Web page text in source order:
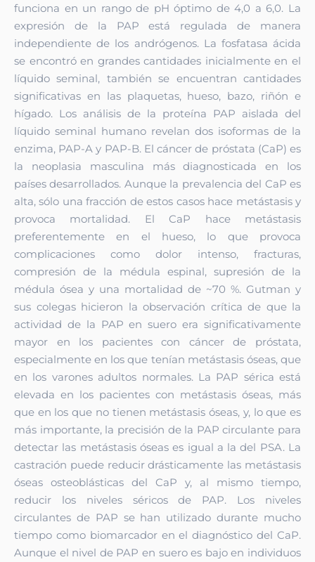
funciona en un rango de pH óptimo de 4,0 a 6,0. La
expresión de la PAP está regulada de manera
independiente de los andrógenos. La fosfatasa ácida
se encontró en grandes cantidades inicialmente en el
líquido seminal, también se encuentran cantidades
significativas en las plaquetas, hueso, bazo, riñón e
hígado. Los análisis de la proteína PAP aislada del
líquido seminal humano revelan dos isoformas de la
enzima, PAP-A y PAP-B. El cáncer de próstata (CaP) es
la neoplasia masculina más diagnosticada en los
países desarrollados. Aunque la prevalencia del CaP es
alta, sólo una fracción de estos casos hace metástasis y
provoca mortalidad. El CaP hace metástasis
preferentemente en el hueso, lo que provoca
complicaciones como dolor intenso, fracturas,
compresión de la médula espinal, supresión de la
médula ósea y una mortalidad de ~70 %. Gutman y
sus colegas hicieron la observación crítica de que la
actividad de la PAP en suero era significativamente
mayor en los pacientes con cáncer de próstata,
especialmente en los que tenían metástasis óseas, que
en los varones adultos normales. La PAP sérica está
elevada en los pacientes con metástasis óseas, más
que en los que no tienen metástasis óseas, y, lo que es
más importante, la precisión de la PAP circulante para
detectar las metástasis óseas es igual a la del PSA. La
castración puede reducir drásticamente las metástasis
óseas osteoblásticas del CaP y, al mismo tiempo,
reducir los niveles séricos de PAP. Los niveles
circulantes de PAP se han utilizado durante mucho
tiempo como biomarcador en el diagnóstico del CaP.
Aunque el nivel de PAP en suero es bajo en individuos